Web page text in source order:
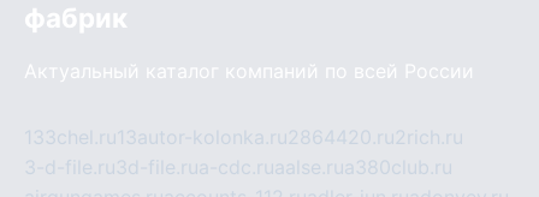
фабрик
Актуальный каталог компаний по всей России
133chel.ru13autor-kolonka.ru2864420.ru2rich.ru
3-d-file.ru3d-file.rua-cdc.ruaalse.rua380club.ru